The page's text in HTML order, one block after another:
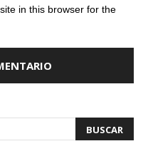
in this browser for the